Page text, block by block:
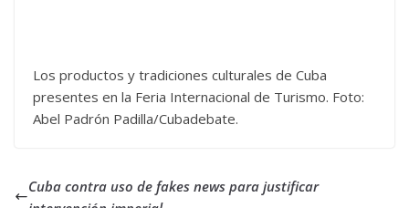
Los productos y tradiciones culturales de Cuba
presentes en la Feria Internacional de Turismo. Foto:
Abel Padrón Padilla/Cubadebate.
Cuba contra uso de fakes news para justificar